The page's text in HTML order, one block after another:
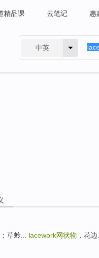
精品课 云笔记 惠
中英
草蛉... lacework网状物 ，花